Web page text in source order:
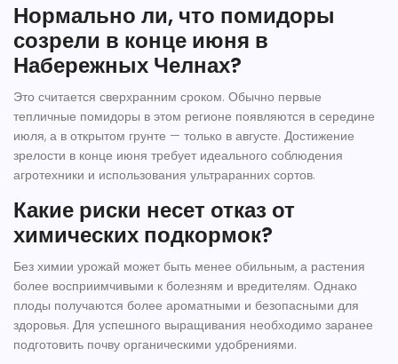
Нормально ли, что помидоры
созрели в конце июня в
Набережных Челнах?
Это считается сверхранним сроком. Обычно первые
тепличные помидоры в этом регионе появляются в середине
июля, а в открытом грунте — только в августе. Достижение
зрелости в конце июня требует идеального соблюдения
агротехники и использования ультраранних сортов.
Какие риски несет отказ от
химических подкормок?
Без химии урожай может быть менее обильным, а растения
более восприимчивыми к болезням и вредителям. Однако
плоды получаются более ароматными и безопасными для
здоровья. Для успешного выращивания необходимо заранее
подготовить почву органическими удобрениями.